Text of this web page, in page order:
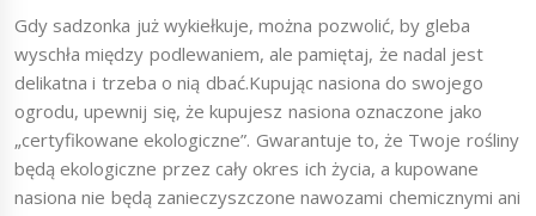
Gdy sadzonka już wykiełkuje, można pozwolić, by gleba
wyschła między podlewaniem, ale pamiętaj, że nadal jest
delikatna i trzeba o nią dbać.Kupując nasiona do swojego
ogrodu, upewnij się, że kupujesz nasiona oznaczone jako
„certyfikowane ekologiczne”. Gwarantuje to, że Twoje rośliny
będą ekologiczne przez cały okres ich życia, a kupowane
nasiona nie będą zanieczyszczone nawozami chemicznymi ani